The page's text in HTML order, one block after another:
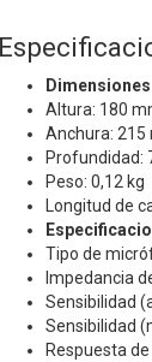
Dimensiones
Altura: 180
Anchura: 215
Profundidad:
Peso: 0,12 kg
Longitud de
Tipo de
Impedancia
Sensibilidad
Sensibilidad
Respuesta